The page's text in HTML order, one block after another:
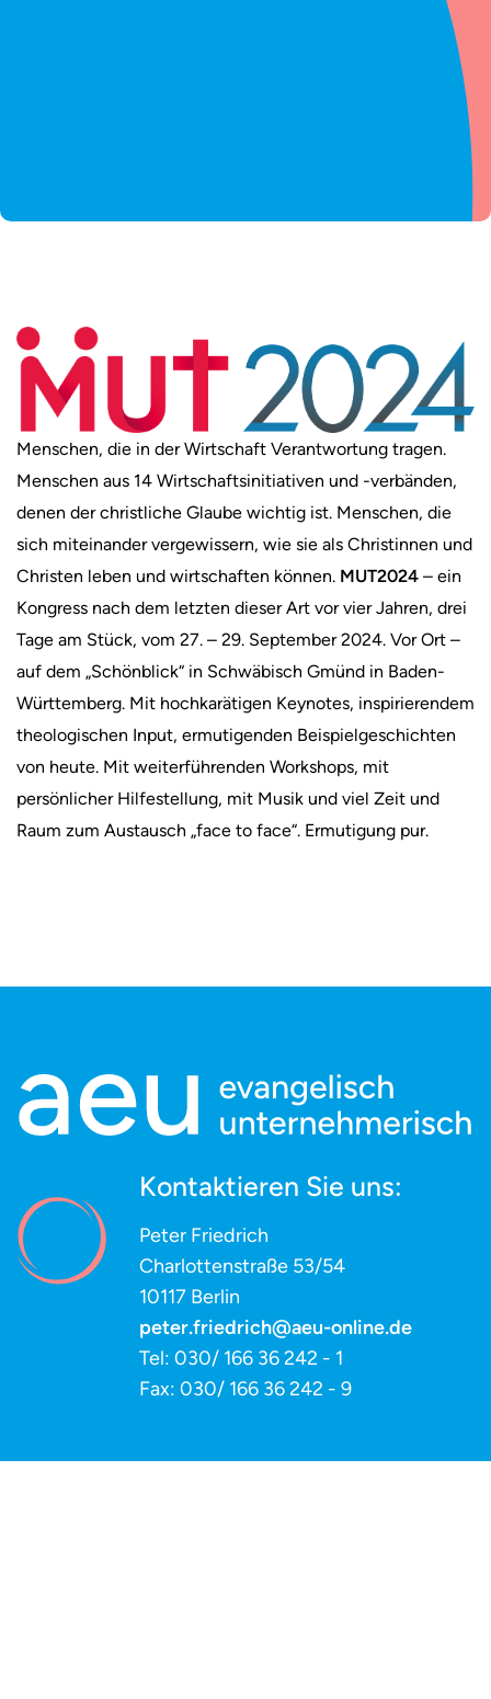
Menschen, die in der Wirtschaft Verantwortung tragen.
Menschen aus 14 Wirtschaftsinitiativen und -verbänden,
denen der christliche Glaube wichtig ist. Menschen, die
sich miteinander vergewissern, wie sie als Christinnen und
Christen leben und wirtschaften können. MUT2024 – ein
Kongress nach dem letzten dieser Art vor vier Jahren, drei
Tage am Stück, vom 27. – 29. September 2024. Vor Ort –
auf dem „Schönblick“ in Schwäbisch Gmünd in Baden-
Württemberg. Mit hochkarätigen Keynotes, inspirierendem
theologischen Input, ermutigenden Beispielgeschichten
von heute. Mit weiterführenden Workshops, mit
persönlicher Hilfestellung, mit Musik und viel Zeit und
Raum zum Austausch „face to face“. Ermutigung pur.
Kontaktieren Sie uns:
Peter Friedrich
Charlottenstraße 53/54
10117 Berlin
peter.friedrich@aeu-online.de
Tel: 030/ 166 36 242 - 1
Fax: 030/ 166 36 242 - 9